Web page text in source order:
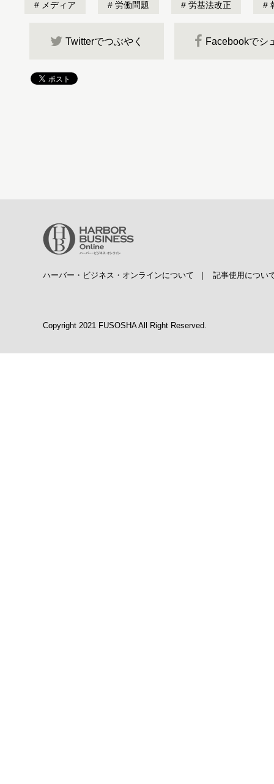
メディア 労働問題 労基法改正
Twitterでつぶやく Facebookでシ
ハーバー・ビジネス・オンラインについて 記事使用につい
Copyright 2021 FUSOSHA All Right Reserved.